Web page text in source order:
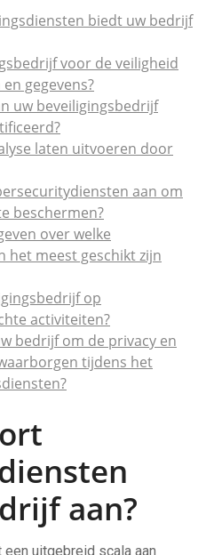
biedt uw bedrijf
voor de veiligheid
gegevens?
uw beveiligingsbedrijf
laten uitvoeren door
aan om
beschermen?
over welke
het meest geschikt zijn
op
activiteiten?
bedrijf om de privacy en
tijdens het
aan?
uitgebreid scala aan